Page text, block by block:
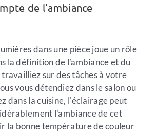
de l'ambiance
dans une pièce joue un rôle
la définition de l’ambiance et du
sur des tâches à votre
vous détendiez dans le salon ou
dans la cuisine, l'éclairage peut
l'ambiance de cet
la bonne température de couleur